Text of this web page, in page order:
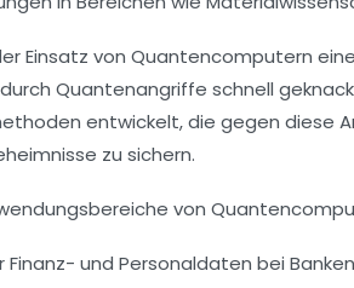
Einsatz von Quantencomputern
Quantenangriffe schnell
entwickelt, die gegen diese
zu sichern.
von
Finanz- und Personaldaten bei